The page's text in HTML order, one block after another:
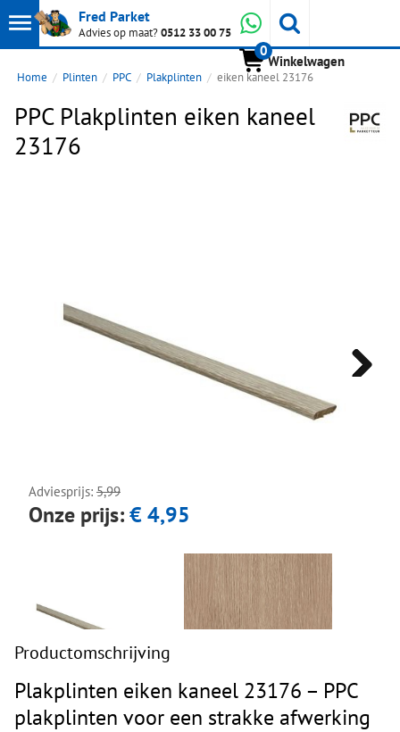
Toon
hoofdmenu
Fred Parket
Advies op maat?0512 33 00 75 Whatsapp
0
Winkelwagen
Home Plinten PPC Plakplinten eiken kaneel 23176
PPC Plakplinten eiken kaneel
23176
Adviesprijs: 5,99
Onze prijs:€ 4,95
Productomschrijving
Plakplinten eiken kaneel 23176 – PPC
plakplinten voor een strakke afwerking